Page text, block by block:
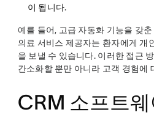
이 됩니다.
예를 들어, 고급 자동화 기능을 갖
의료 서비스 제공자는 환자에게 개
을 보낼 수 있습니다. 이러한 접근
간소화할 뿐만 아니라 고객 경험에
CRM 소프트